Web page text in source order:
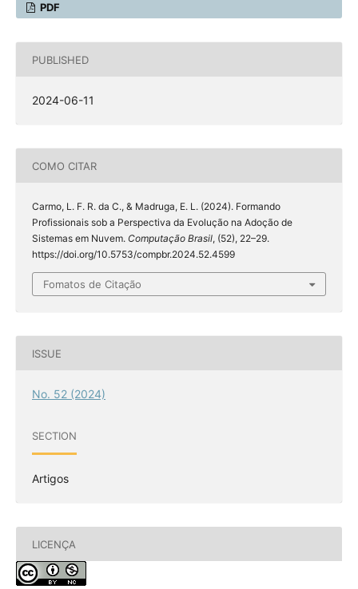
PDF
PUBLISHED
2024-06-11
COMO CITAR
Carmo, L. F. R. da C., & Madruga, E. L. (2024). Formando
Profissionais sob a Perspectiva da Evolução na Adoção de
Sistemas em Nuvem. Computação Brasil, (52), 22–29.
https://doi.org/10.5753/compbr.2024.52.4599
Fomatos de Citação
ISSUE
No. 52 (2024)
SECTION
Artigos
LICENÇA